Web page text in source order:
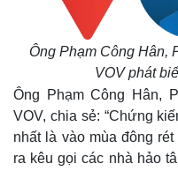
Thế giới
Hồ sơ
Ông Phạm Công Hân,
VOV phát
Ông Phạm Công Hân,
VOV, chia sẻ: “Chứng
nhất là vào mùa đông
ra kêu gọi các nhà hảo